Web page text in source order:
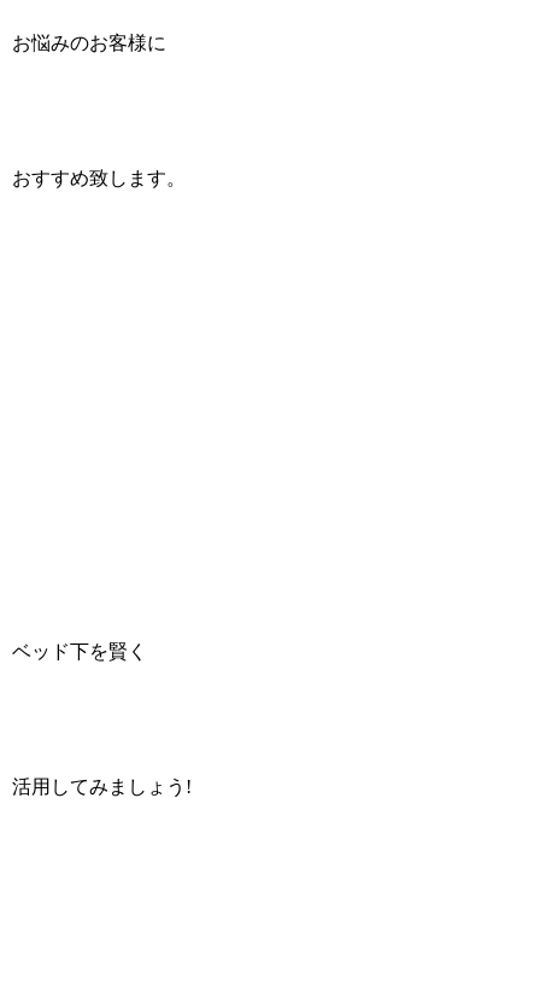
お悩みのお客様に
おすすめ致します。
ベッド下を賢く
活用してみましょう!